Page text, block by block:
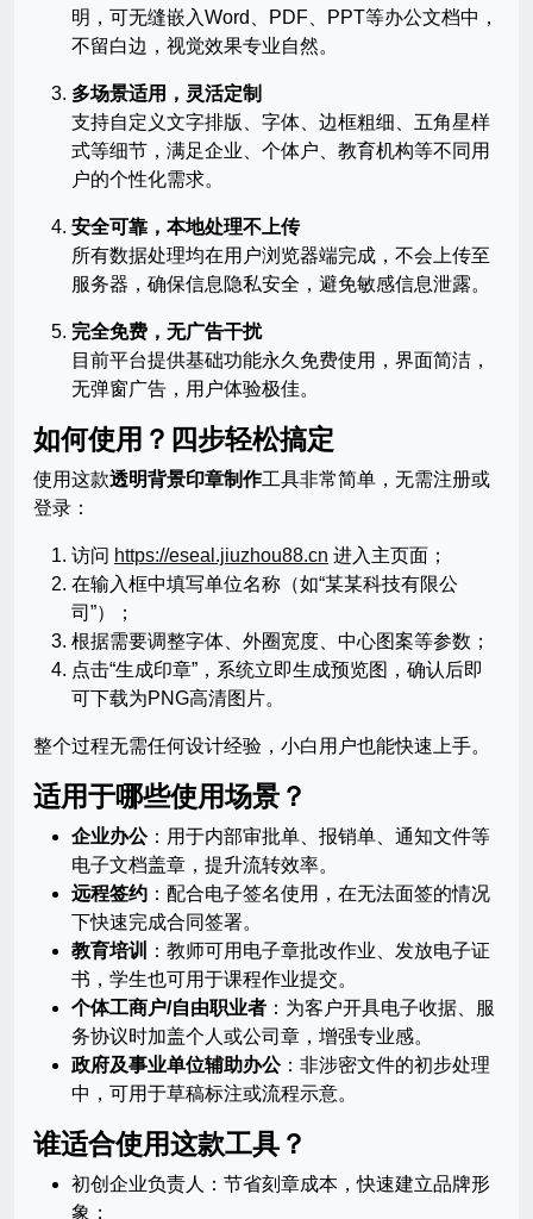
明，可无缝嵌入Word、PDF、PPT等办公文档中，
不留白边，视觉效果专业自然。
多场景适用，灵活定制
支持自定义文字排版、字体、边框粗细、五角星样
式等细节，满足企业、个体户、教育机构等不同用
户的个性化需求。
安全可靠，本地处理不上传
所有数据处理均在用户浏览器端完成，不会上传至
服务器，确保信息隐私安全，避免敏感信息泄露。
完全免费，无广告干扰
目前平台提供基础功能永久免费使用，界面简洁，
无弹窗广告，用户体验极佳。
如何使用？四步轻松搞定
使用这款透明背景印章制作工具非常简单，无需注册或
登录：
访问 https://eseal.jiuzhou88.cn 进入主页面；
在输入框中填写单位名称（如“某某科技有限公
司”）；
根据需要调整字体、外圈宽度、中心图案等参数；
点击“生成印章”，系统立即生成预览图，确认后即
可下载为PNG高清图片。
整个过程无需任何设计经验，小白用户也能快速上手。
适用于哪些使用场景？
企业办公：用于内部审批单、报销单、通知文件等
电子文档盖章，提升流转效率。
远程签约 ：配合电子签名使用，在无法面签的情况
下快速完成合同签署。
教育培训
：教师可用电子章批改作业、发放电子证
书，学生也可用于课程作业提交。
个体工商户/自由职业者 ：为客户开具电子收据、服
务协议时加盖个人或公司章，增强专业感。
政府及事业单位辅助办公：非涉密文件的初步处理
中，可用于草稿标注或流程示意。
谁适合使用这款工具？
初创企业负责人：节省刻章成本，快速建立品牌形
象；